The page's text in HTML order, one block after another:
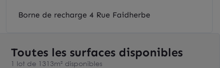
Borne de recharge 4 Rue Faidherbe
Toutes les surfaces disponibles
1 lot de 1313m² disponibles